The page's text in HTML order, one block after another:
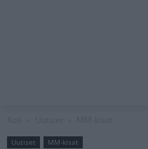
Uutiset MM-kisat